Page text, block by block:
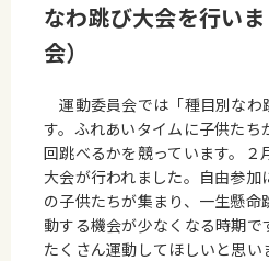
なわ跳び大会を行い
会）
運動委員会では「種目別なわ
す。ふれあいタイムに子供たち
回跳べるかを競っています。２
大会が行われました。自由参加
の子供たちが集まり、一生懸命
動する機会が少なくなる時期で
たくさん運動してほしいと思い